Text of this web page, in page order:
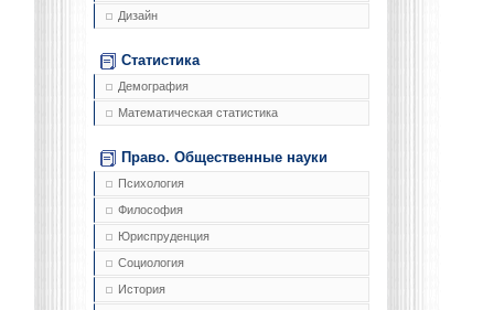
Дизайн
Статистика
Демография
Математическая статистика
Право. Общественные науки
Психология
Философия
Юриспруденция
Социология
История